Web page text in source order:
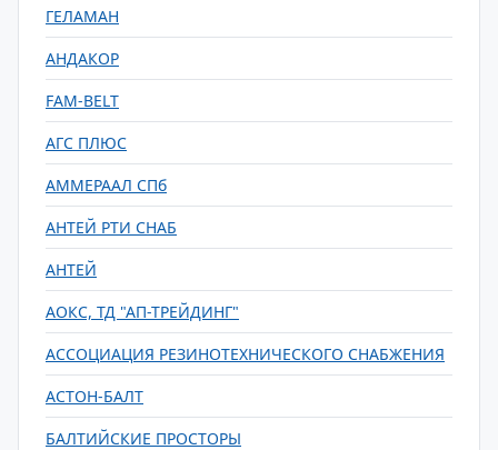
ГЕЛАМАН
АНДАКОР
FAM-BELT
АГС ПЛЮС
АММЕРААЛ СПб
АНТЕЙ РТИ СНАБ
АНТЕЙ
АОКС, ТД "АП-ТРЕЙДИНГ"
АССОЦИАЦИЯ РЕЗИНОТЕХНИЧЕСКОГО СНАБЖЕНИЯ
АСТОН-БАЛТ
БАЛТИЙСКИЕ ПРОСТОРЫ